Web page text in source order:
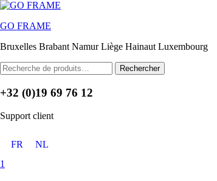
Menu
GO FRAME
Bruxelles Brabant Namur Liège Hainaut Luxembourg
Rechercher :
Rechercher
+32 (0)19 69 76 12
Support client
FR
NL
1